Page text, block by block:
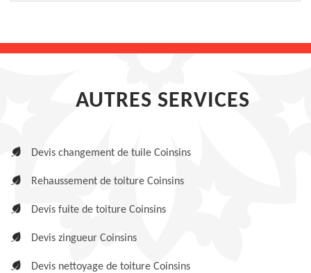
AUTRES SERVICES
Devis changement de tuile Coinsins
Rehaussement de toiture Coinsins
Devis fuite de toiture Coinsins
Devis zingueur Coinsins
Devis nettoyage de toiture Coinsins